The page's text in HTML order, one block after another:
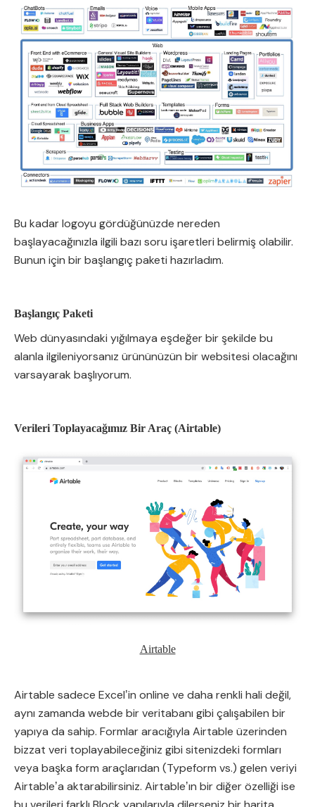
Bu kadar logoyu gördüğünüzde nereden
başlayacağınızla ilgili bazı soru işaretleri belirmiş olabilir.
Bunun için bir başlangıç paketi hazırladım.
Başlangıç Paketi
Web dünyasındaki yığılmaya eşdeğer bir şekilde bu
alanla ilgileniyorsanız ürününüzün bir websitesi olacağını
varsayarak başlıyorum.
Verileri Toplayacağımız Bir Araç (Airtable)
Airtable
Airtable sadece Excelʼin online ve daha renkli hali değil,
aynı zamanda webde bir veritabanı gibi çalışabilen bir
yapıya da sahip. Formlar aracığıyla Airtable üzerinden
bizzat veri toplayabileceğiniz gibi sitenizdeki formları
veya başka form araçlarıdan (Typeform vs.) gelen veriyi
Airtableʼa aktarabilirsiniz. Airtableʼın bir diğer özelliği ise